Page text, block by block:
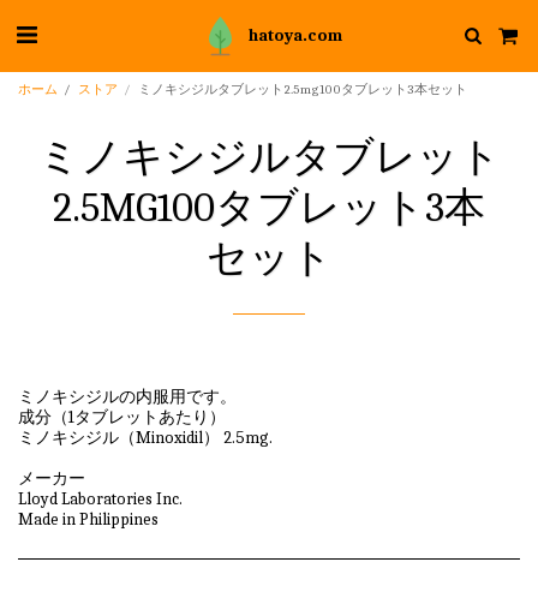
hatoya.com
ホーム ストア ミノキシジルタブレット2.5mg100タブレット3本セット
ミノキシジルタブレット
2.5MG100タブレット3本
セット
ミノキシジルの内服用です。
成分（1タブレットあたり）
ミノキシジル（Minoxidil） 2.5mg.
メーカー
Lloyd Laboratories Inc.
Made in Philippines